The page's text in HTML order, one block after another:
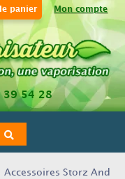
Mon compte
panier
54 28
Accessoires Storz And